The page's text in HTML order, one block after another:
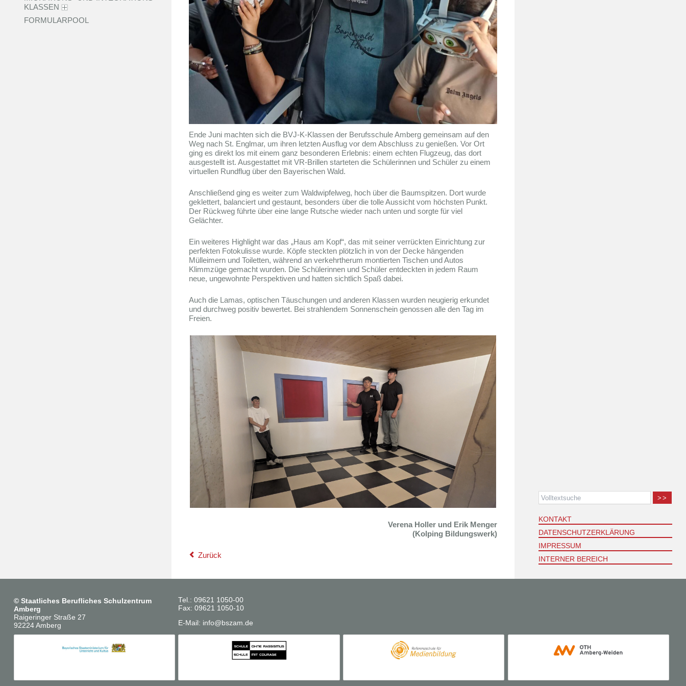
KLASSEN
FORMULARPOOL
Ende Juni machten sich die BVJ-K-Klassen der Berufsschule Amberg gemeinsam auf den
Weg nach St. Englmar, um ihren letzten Ausflug vor dem Abschluss zu genießen. Vor Ort
ging es direkt los mit einem ganz besonderen Erlebnis: einem echten Flugzeug, das dort
ausgestellt ist. Ausgestattet mit VR-Brillen starteten die Schülerinnen und Schüler zu einem
virtuellen Rundflug über den Bayerischen Wald.
Anschließend ging es weiter zum Waldwipfelweg, hoch über die Baumspitzen. Dort wurde
geklettert, balanciert und gestaunt, besonders über die tolle Aussicht vom höchsten Punkt.
Der Rückweg führte über eine lange Rutsche wieder nach unten und sorgte für viel
Gelächter.
Ein weiteres Highlight war das „Haus am Kopf“, das mit seiner verrückten Einrichtung zur
perfekten Fotokulisse wurde. Köpfe steckten plötzlich in von der Decke hängenden
Mülleimern und Toiletten, während an verkehrtherum montierten Tischen und Autos
Klimmzüge gemacht wurden. Die Schülerinnen und Schüler entdeckten in jedem Raum
neue, ungewohnte Perspektiven und hatten sichtlich Spaß dabei.
Auch die Lamas, optischen Täuschungen und anderen Klassen wurden neugierig erkundet
und durchweg positiv bewertet. Bei strahlendem Sonnenschein genossen alle den Tag im
Freien.
Verena Holler und Erik Menger
(Kolping Bildungswerk)
Zurück
>>
KONTAKT
DATENSCHUTZERKLÄRUNG
IMPRESSUM
INTERNER BEREICH
© Staatliches Berufliches Schulzentrum
Amberg
Raigeringer Straße 27
92224 Amberg
Tel.: 09621 1050-00
Fax: 09621 1050-10
E-Mail: info@bszam.de